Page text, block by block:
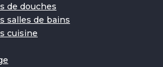
de douches
salles de bains
cuisine